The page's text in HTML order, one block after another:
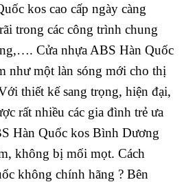
hàng:
kos cao cấp ngày càng
trong các công trình chung
Cửa nhựa ABS Hàn Quốc
như một làn sóng mới cho thị
thiết kế sang trọng, hiện đại,
rất nhiều các gia đình trẻ ưa
Hàn Quốc kos Bình Dương
không bị mối mọt. Cách
không chính hãng ? Bên